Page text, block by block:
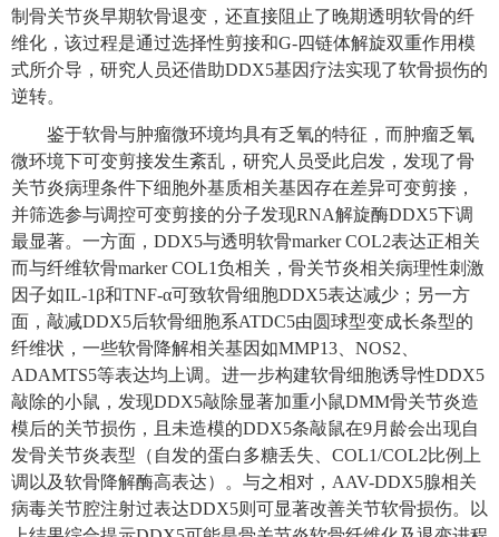
制骨关节炎早期软骨退变，还直接阻止了晚期透明软骨的纤
维化 ，该过程是通过选择性剪接和G-四链体解旋双重作用模
式所介导，研究人员还借助DDX5基因疗法实现了软骨损伤的
逆转。
鉴于软骨与肿瘤微环境均具有乏氧的特征，而肿瘤乏氧
微环境下可变剪接发生紊乱，研究人员受此启发，发现了骨
关节炎病理条件下细胞外基质相关基因存在差异可变剪接，
并筛选参与调控可变剪接的分子发现RNA解旋酶DDX5下调
最显著。一方面， DDX5与透明软骨marker COL2表达正相关
而与纤维软骨marker COL1负相关，骨关节炎相关病理性刺激
因子如IL-1β和TNF-α可致软骨细胞DDX5表达减少；另一方
面，敲减DDX5后软骨细胞系ATDC5由圆球型变成长条型的
纤维状，一些软骨降解相关基因如MMP13 NOS2
ADAMTS5等表达均上调。进一步构建软骨细胞诱导性DDX5
敲除的小鼠 ，发现DDX5敲除显著加重小鼠DMM骨关节炎造
模后的关节损伤 ，且 未造模的DDX5条敲鼠在9月 龄会出现自
发骨关节炎表型（ 自发的蛋白多糖丢失 COL1/COL2比例上
调以及软骨降解酶高表达）。 与之相对， AAV-DDX5腺相关
病毒关节腔注射过表达DDX5则 可显著改善关节软骨损伤。以